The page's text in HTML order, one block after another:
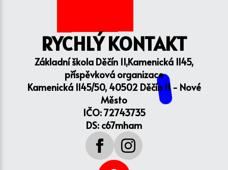
RYCHLÝ KONTAKT
Základní škola Děčín II,Kamenická 1145,
příspěvková organizace
Kamenická 1145/50, 40502 Děčín II - Nové
Město
IČO: 72743735
DS: c67mham